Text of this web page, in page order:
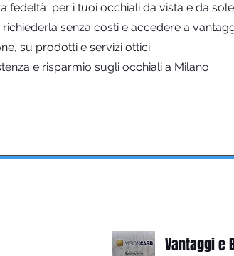
fedeltà per i tuoi occhiali da vista e da
senza costi e accedere a
su prodotti e servizi ottici.
e risparmio sugli occhiali a Milano
Vantaggi e